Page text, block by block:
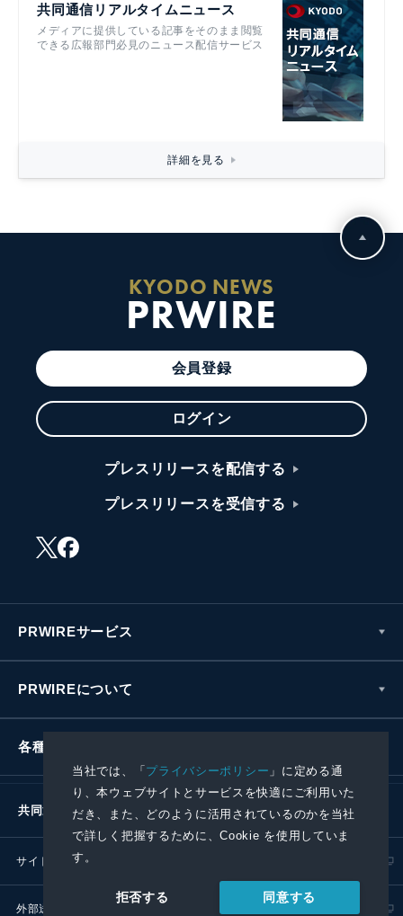
当社では、「プライバシーポリシー 」に定める通
り、本ウェブサイトとサービスを快適にご利用いた
だき、また、どのように活用されているのかを当社
で詳しく把握するために、Cookie を使用していま
す。
拒否する 同意する
共同通信リアルタイムニュース
メディアに提供している記事をそのまま閲覧
できる広報部門必見のニュース配信サービス
詳細を見る
KYODO NEWS
PRWIRE
会員登録
ログイン
プレスリリースを配信する
プレスリリースを受信する
PRWIREサービス
PRWIREについて
各種お問い合わせ
共同通信社グループ
サイトポリシー
外部送信ポリシー プレスリリース取扱基準